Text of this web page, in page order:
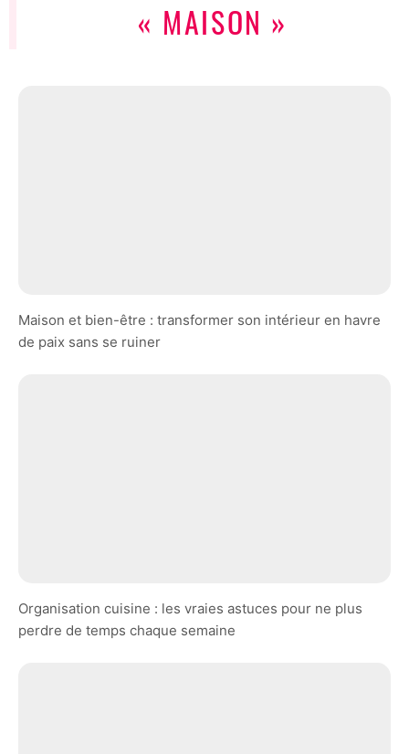
« MAISON »
Maison et bien-être : transformer son intérieur en havre
de paix sans se ruiner
Organisation cuisine : les vraies astuces pour ne plus
perdre de temps chaque semaine